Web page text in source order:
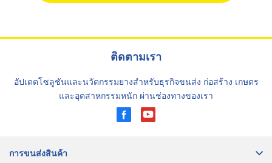
ติดตามเรา
อัปเดตโซลูชันและนวัตกรรมยางสำหรับธุรกิจขนส่ง ก่อสร้าง เกษตร
และอุตสาหกรรมหนัก ผ่านช่องทางของเรา
การขนส่งสินค้า